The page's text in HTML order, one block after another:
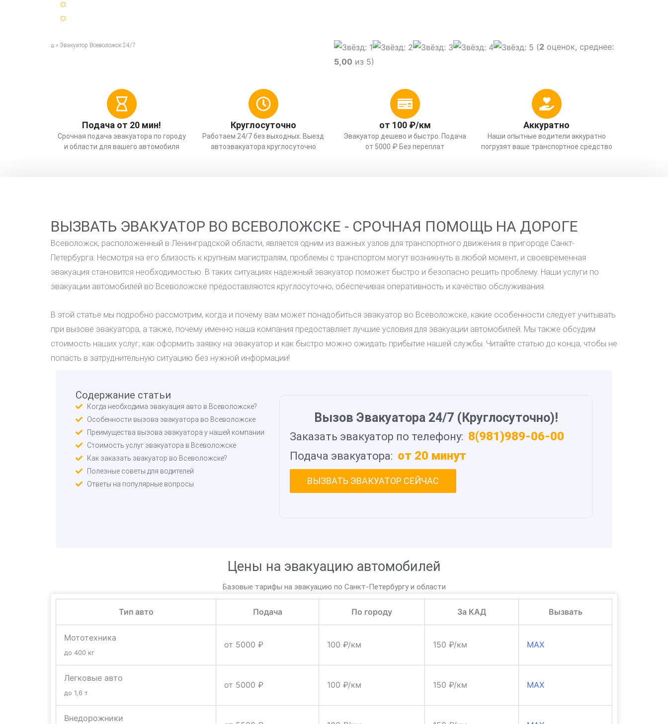
⌂ » Эвакуатор Всеволожск 24/7 (2 оценок, среднее:
5,00 из 5)
Подача от 20 мин!
Срочная подача эвакуатора по городу
и области для вашего автомобиля
Круглосуточно
Работаем 24/7 без выходных. Выезд
автоэвакуатора круглосуточно
от 100 ₽/км
Эвакуатор дешево и быстро. Подача
от 5000 ₽ Без переплат
Аккуратно
Наши опытные водители аккуратно
погрузят ваше транспортное средство
ВЫЗВАТЬ ЭВАКУАТОР ВО ВСЕВОЛОЖСКЕ - СРОЧНАЯ ПОМОЩЬ НА ДОРОГЕ
Всеволожск, расположенный в Ленинградской области, является одним из важных узлов для транспортного движения в пригороде Санкт-
Петербурга. Несмотря на его близость к крупным магистралям, проблемы с транспортом могут возникнуть в любой момент, и своевременная
эвакуация становится необходимостью. В таких ситуациях надежный эвакуатор поможет быстро и безопасно решить проблему. Наши услуги по
эвакуации автомобилей во Всеволожске предоставляются круглосуточно, обеспечивая оперативность и качество обслуживания.
В этой статье мы подробно рассмотрим, когда и почему вам может понадобиться эвакуатор во Всеволожске, какие особенности следует учитывать
при вызове эвакуатора, а также, почему именно наша компания предоставляет лучшие условия для эвакуации автомобилей. Мы также обсудим
стоимость наших услуг, как оформить заявку на эвакуатор и как быстро можно ожидать прибытие нашей службы. Читайте статью до конца, чтобы не
попасть в затруднительную ситуацию без нужной информации!
Содержание статьи
Когда необходима эвакуация авто в Всеволожске?
Особенности вызова эвакуатора во Всеволожске
Преимущества вызова эвакуатора у нашей компании
Стоимость услуг эвакуатора в Всеволожске
Как заказать эвакуатор во Всеволожске?
Полезные советы для водителей
Ответы на популярные вопросы
Вызов Эвакуатора 24/7 (Круглосуточно)!
Заказать эвакуатор по телефону: 8(981)989-06-00
Подача эвакуатора: от 20 минут
ВЫЗВАТЬ ЭВАКУАТОР СЕЙЧАС
Цены на эвакуацию автомобилей
Базовые тарифы на эвакуацию по Санкт-Петербургу и области
Тип авто Подача По городу За КАД Вызвать
Мототехника
до 400 кг
от 5000 ₽ 100 ₽/км 150 ₽/км MAX
Легковые авто
до 1,6 т
от 5000 ₽ 100 ₽/км 150 ₽/км MAX
Внедорожники